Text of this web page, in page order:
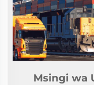
Msingi wa